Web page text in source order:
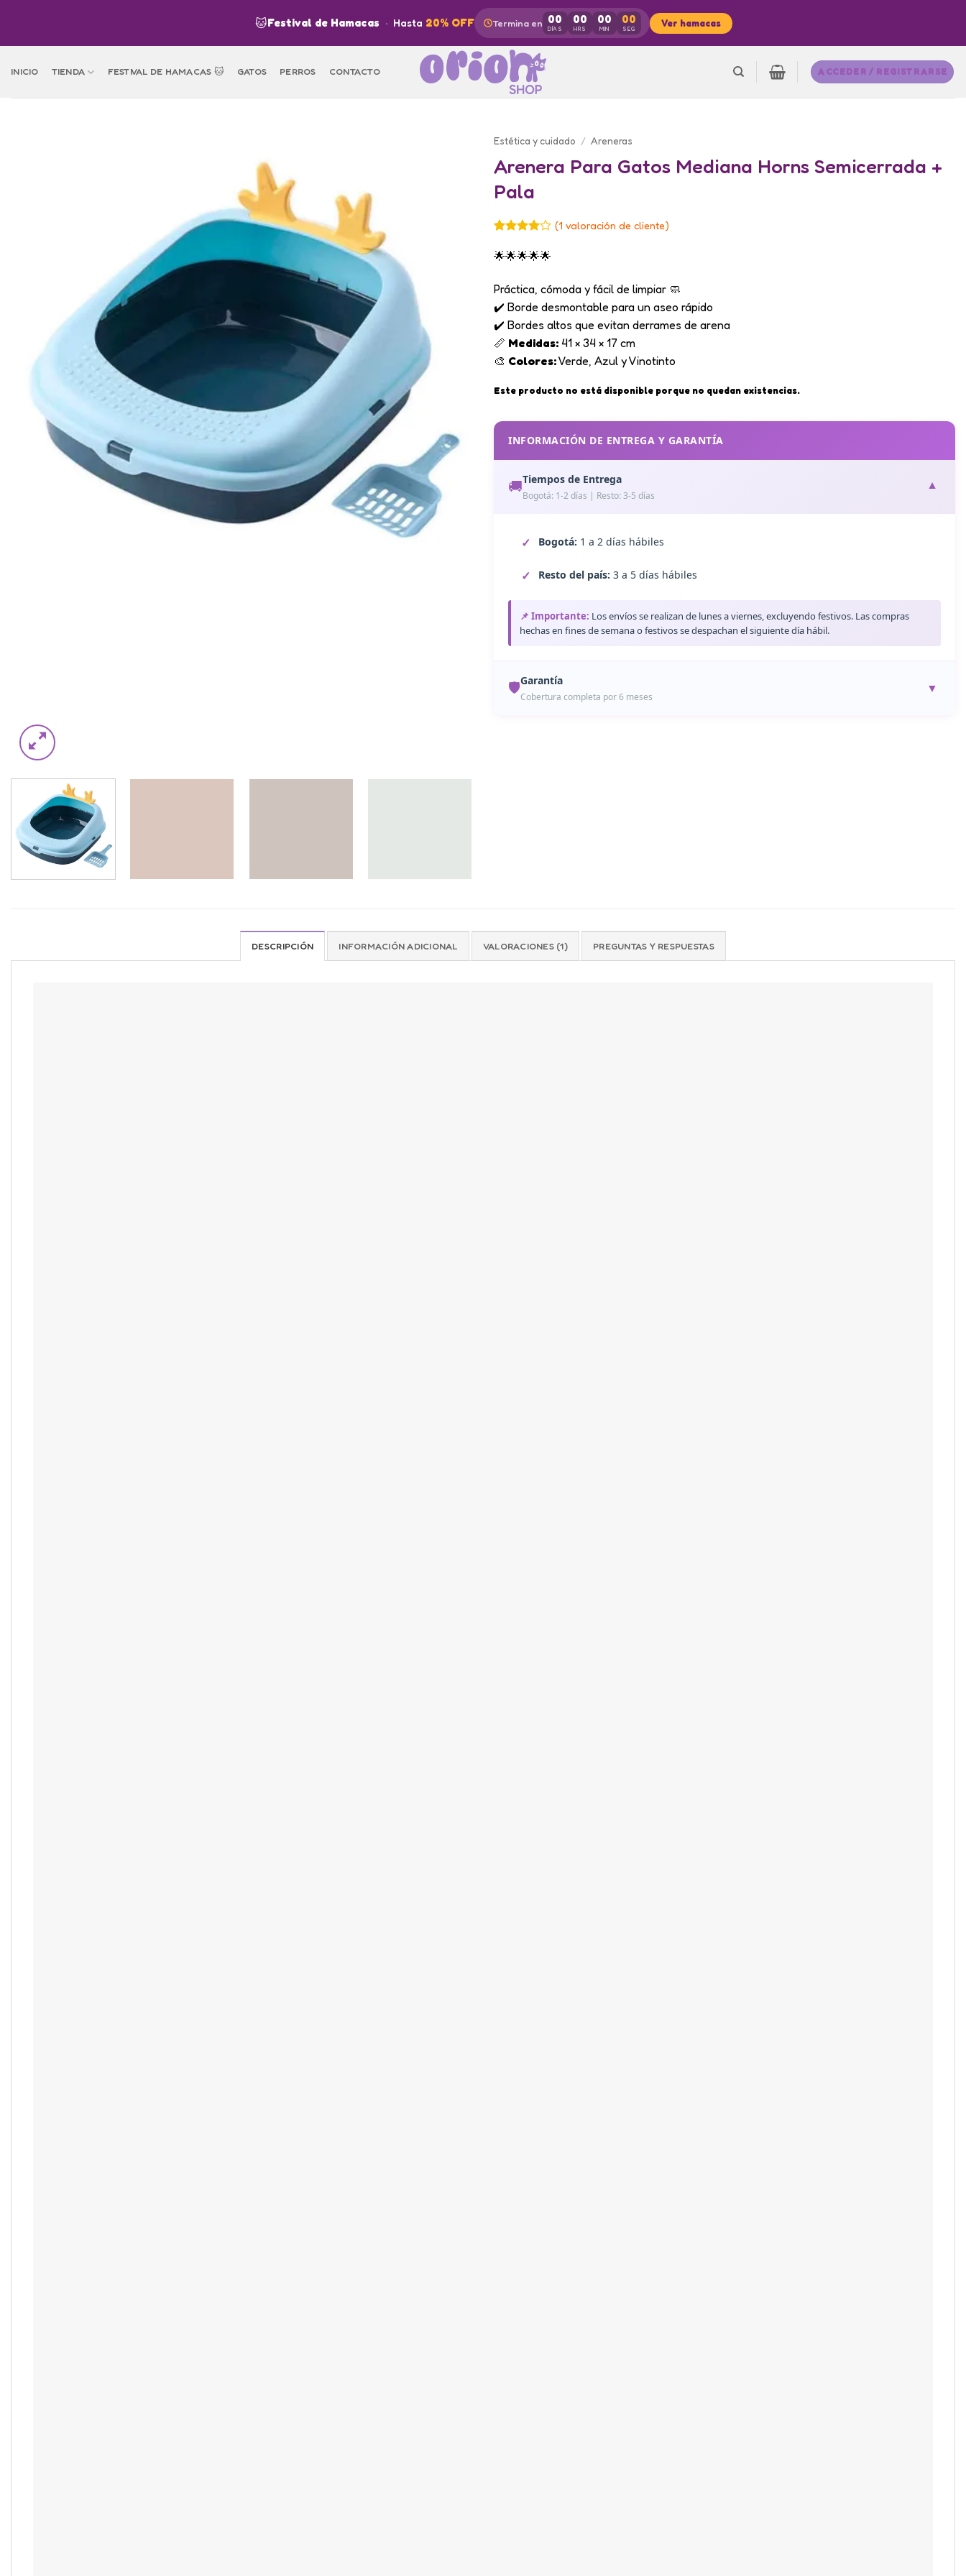
content
🐱Festival de Hamacas · Hasta 20% OFF Termina en 00
DÍAS
00
HRS
00
MIN
00
SEG
Ver hamacas
INICIO TIENDA FESTIVAL DE HAMACAS 🐱 GATOS PERROS CONTACTO ACCEDER / REGISTRARSE
Estética y cuidado / Areneras
Arenera Para Gatos Mediana Horns Semicerrada +
Pala
4sobre
puntuación
de cliente
(1 valoración de cliente)
🌟🌟🌟🌟🌟
Práctica, cómoda y fácil de limpiar 🧼
✔️ Borde desmontable para un aseo rápido
✔️ Bordes altos que evitan derrames de arena
📏 Medidas: 41 × 34 × 17 cm
🎨 Colores:Verde, Azul y Vinotinto
Este producto no está disponible porque no quedan existencias.
INFORMACIÓN DE ENTREGA Y GARANTÍA
🚚Tiempos de Entrega
Bogotá: 1-2 días | Resto: 3-5 días
▼
Bogotá: 1 a 2 días hábiles
Resto del país: 3 a 5 días hábiles
📌 Importante: Los envíos se realizan de lunes a viernes, excluyendo festivos. Las compras
hechas en fines de semana o festivos se despachan el siguiente día hábil.
🛡️Garantía
Cobertura completa por 6 meses
▼
DESCRIPCIÓN INFORMACIÓN ADICIONAL VALORACIONES (1) PREGUNTAS Y RESPUESTAS